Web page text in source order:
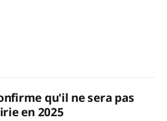
qu'il ne sera pas
en 2025